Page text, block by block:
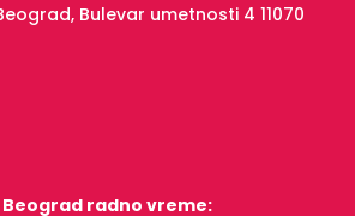
Bulevar umetnosti 4 11070
radno vreme: